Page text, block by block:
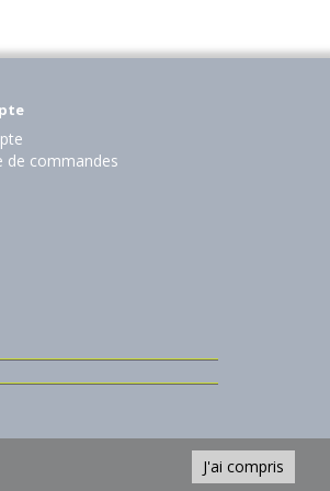
de commandes
J'ai compris